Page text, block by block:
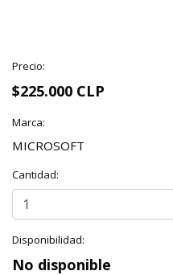
Precio:
$225.000 CLP
Marca:
MICROSOFT
Cantidad:
Disponibilidad:
No disponible